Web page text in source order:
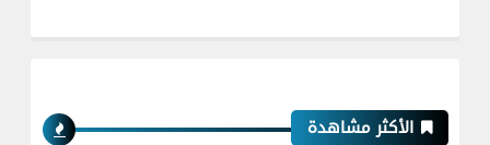
الأكثر مشاهدة